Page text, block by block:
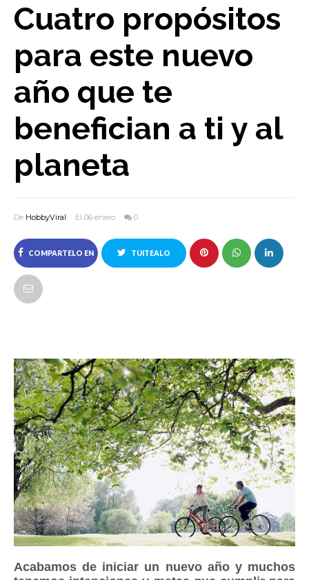
Cuatro propósitos
para este nuevo
año que te
benefician a ti y al
planeta
De HobbyViral El 06 enero 0
COMPARTELO EN
FACEBOOK
TUITEALO
Acabamos de iniciar un nuevo año y muchos